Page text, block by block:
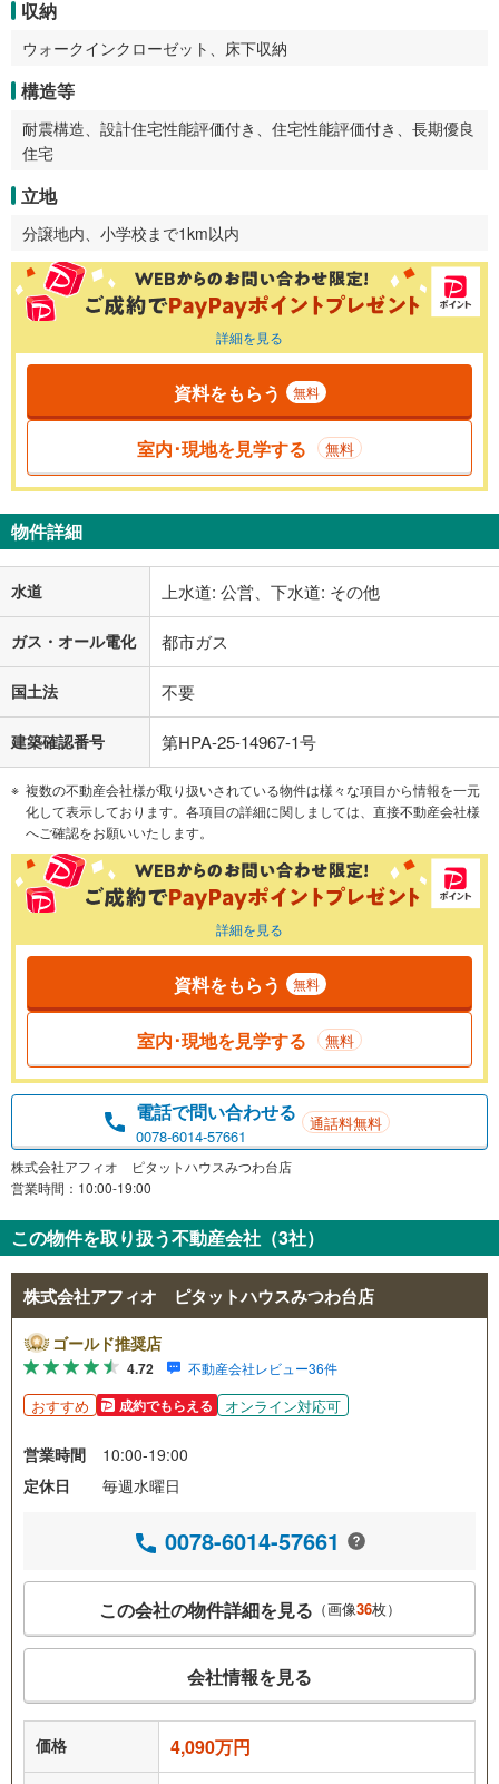
収納
ウォークインクローゼット、床下収納
構造等
耐震構造、設計住宅性能評価付き、住宅性能評価付き、長期優良
住宅
立地
分譲地内、小学校まで1km以内
詳細を見る
資料をもらう 無料
室内･現地を見学する 無料
物件詳細
水道 上水道: 公営、下水道: その他
ガス・オール電化 都市ガス
国土法 不要
建築確認番号 第HPA-25-14967-1号
複数の不動産会社様が取り扱いされている物件は様々な項目から情報を一元
化して表示しております。各項目の詳細に関しましては、直接不動産会社様
へご確認をお願いいたします。
詳細を見る
資料をもらう 無料
室内･現地を見学する 無料
電話で問い合わせる
0078-6014-57661
通話料無料
株式会社アフィオ ピタットハウスみつわ台店
営業時間：10:00-19:00
この物件を取り扱う不動産会社（3社）
株式会社アフィオ ピタットハウスみつわ台店
ゴールド推奨店
4.72 不動産会社レビュー36件
おすすめ 成約でもらえる オンライン対応可
営業時間
10:00-19:00
定休日
毎週水曜日
0078-6014-57661
この会社の物件詳細を見る （画像36枚）
会社情報を見る
価格 4,090万円